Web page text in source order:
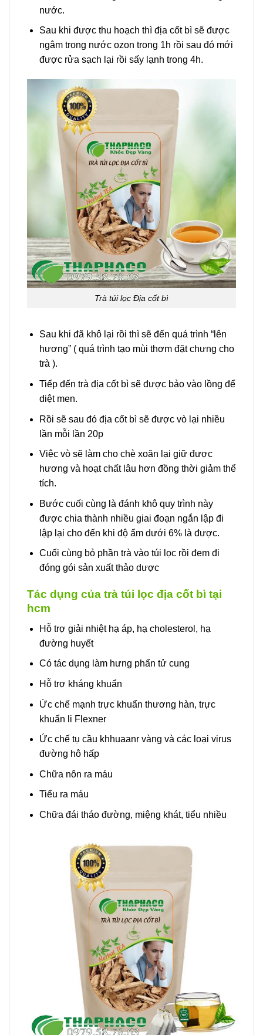
nước.
Sau khi được thu hoạch thì địa cốt bì sẽ được
ngâm trong nước ozon trong 1h rồi sau đó mới
được rửa sạch lại rồi sấy lạnh trong 4h.
Trà túi lọc Địa cốt bì
Sau khi đã khô lại rồi thì sẽ đến quá trình “lên
hương” ( quá trình tạo mùi thơm đặt chưng cho
trà ).
Tiếp đến trà địa cốt bì sẽ được bảo vào lồng để
diệt men.
Rồi sẽ sau đó địa cốt bì sẽ được vò lại nhiều
lần mỗi lần 20p
Việc vò sẽ làm cho chè xoăn lại giữ được
hương và hoạt chất lâu hơn đồng thời giảm thể
tích.
Bước cuối cùng là đánh khô quy trình này
được chia thành nhiều giai đoạn ngắn lập đi
lập lại cho đến khi độ ẩm dưới 6% là được.
Cuối cùng bỏ phần trà vào túi lọc rồi đem đi
đóng gói sản xuất thảo dược
Tác dụng của trà túi lọc địa cốt bì tại
hcm
Hỗ trợ giải nhiệt hạ áp, hạ cholesterol, hạ
đường huyết
Có tác dụng làm hưng phấn tử cung
Hỗ trợ kháng khuẩn
Ức chế mạnh trực khuẩn thương hàn, trực
khuẩn li Flexner
Ức chế tụ cầu khhuaanr vàng và các loại virus
đường hô hấp
Chữa nôn ra máu
Tiểu ra máu
Chữa đái tháo đường, miệng khát, tiểu nhiều